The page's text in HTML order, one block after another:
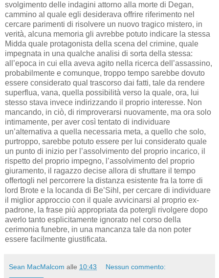
svolgimento delle indagini attorno alla morte di Degan,
cammino al quale egli desiderava offrire riferimento nel
cercare parimenti di risolvere un nuovo tragico mistero, in
verità, alcuna memoria gli avrebbe potuto indicare la stessa
Midda quale protagonista della scena del crimine, quale
impegnata in una qualche analisi di sorta della stessa:
all’epoca in cui ella aveva agito nella ricerca dell’assassino,
probabilmente e comunque, troppo tempo sarebbe dovuto
essere considerato qual trascorso dai fatti, tale da rendere
superflua, vana, quella possibilità verso la quale, ora, lui
stesso stava invece indirizzando il proprio interesse. Non
mancando, in ciò, di rimproverarsi nuovamente, ma ora solo
intimamente, per aver così tentato di individuare
un’alternativa a quella necessaria meta, a quello che solo,
purtroppo, sarebbe potuto essere per lui considerato quale
un punto di inizio per l’assolvimento del proprio incarico, il
rispetto del proprio impegno, l’assolvimento del proprio
giuramento, il ragazzo decise allora di sfruttare il tempo
offertogli nel percorrere la distanza esistente fra la torre di
lord Brote e la locanda di Be’Sihl, per cercare di individuare
il miglior approccio con il quale avvicinarsi al proprio ex-
padrone, la frase più appropriata da potergli rivolgere dopo
averlo tanto esplicitamente ignorato nel corso della
cerimonia funebre, in una mancanza tale da non poter
essere facilmente giustificata.
Sean MacMalcom alle 10:43 Nessun commento: